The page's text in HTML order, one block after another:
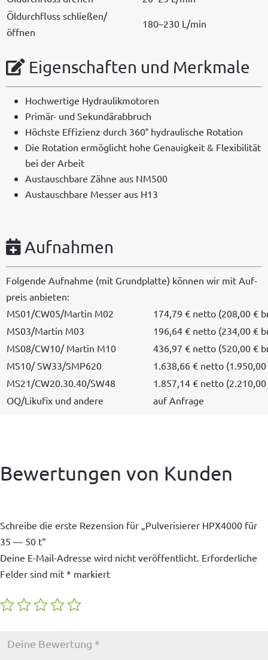
Öldurch­fluss schließen/
öffnen
180–230 L/min
Eigenschaften und Merkmale
Hochw­er­tige Hydraulikmotoren
Primär- und Sekundärabbruch
Höch­ste Effizienz durch 360° hydraulis­che Rotation
Die Rota­tion ermöglicht hohe Genauigkeit & Flex­i­bil­ität
bei der Arbeit
Aus­tauschbare Zähne aus NM500
Aus­tauschbare Mess­er aus H13
Aufnahmen
Fol­gende Auf­nahme (mit Grund­plat­te) kön­nen wir mit Auf­
preis anbieten:
MS01/CW05/Martin M02
174,79 € net­to (208,00 €
MS03/Martin M03
196,64 € net­to (234,00 €
MS08/CW10/ Mar­tin M10
436,97 € net­to (520,00 €
MS10/ SW33/SMP620
1.638,66 € net­to
MS21/CW20.30.40/SW48
1.857,14 € net­to
OQ/Likufix und andere
auf Anfrage
Bewertungen von Kunden
Schreibe die erste Rezension für „Pulverisierer HPX4000 für
35 — 50 t“
Deine E-Mail-Adresse wird nicht veröffentlicht. Erforderliche
Felder sind mit * markiert